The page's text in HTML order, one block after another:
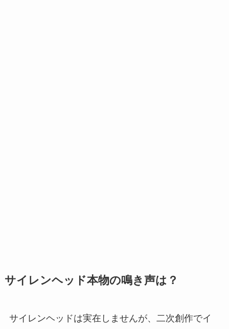
サイレンヘッド本物の鳴き声は？
サイレンヘッドは実在しませんが、二次創作でイ